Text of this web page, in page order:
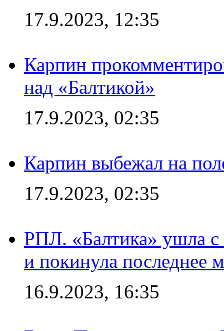
17.9.2023, 12:35
Карпин
над «Балтикой»
17.9.2023, 02:35
Карпин выбежал на
17.9.2023, 02:35
РПЛ. «Балтика» ушла с
и покинула последнее
16.9.2023, 16:35